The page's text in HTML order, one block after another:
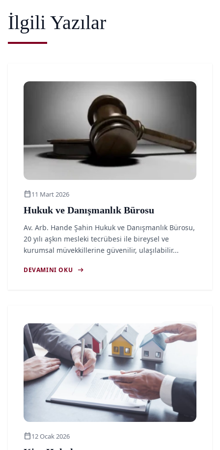
İlgili Yazılar
article
calendar_today11 Mart 2026
Hukuk ve Danışmanlık Bürosu
Av. Arb. Hande Şahin Hukuk ve Danışmanlık Bürosu,
20 yılı aşkın mesleki tecrübesi ile bireysel ve
kurumsal müvekkillerine güvenilir, ulaşılabilir...
DEVAMINI OKU arrow_right_alt
article
calendar_today12 Ocak 2026